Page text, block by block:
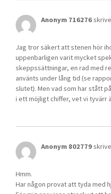
Anonym 716276
Jag tror säkert att stenen hör
uppenbarligen varit mycket
skeppssättningar, en rad med
använts under lång tid (se
slutet). Men vad som har stått
i ett möjligt chiffer, vet vi tyvärr
Anonym 802779
Hmm.
Har någon provat att tyda med